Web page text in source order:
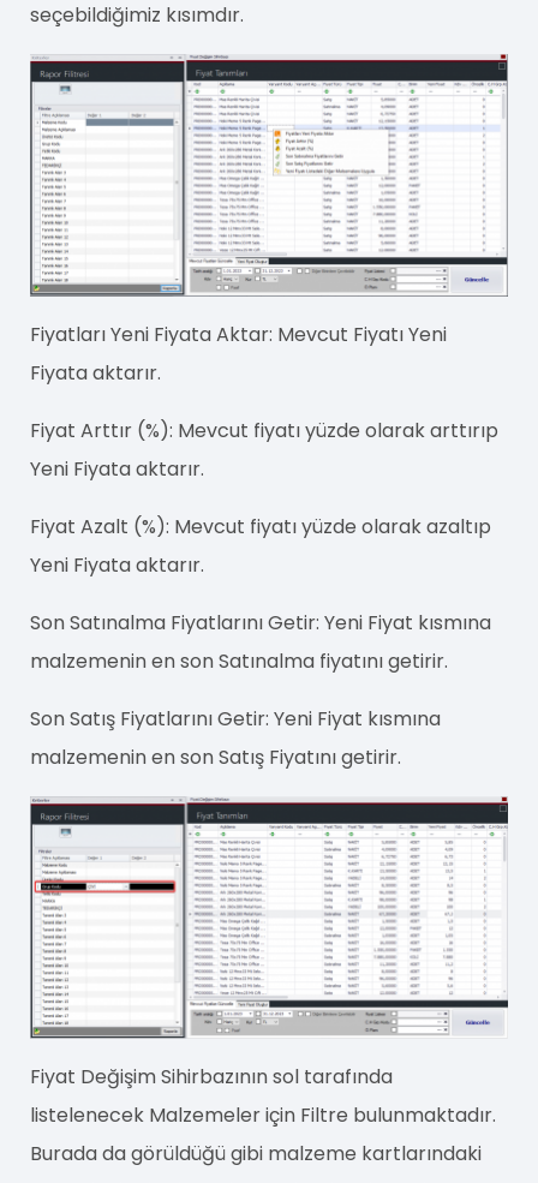
seçebildiğimiz kısımdır.
Fiyatları Yeni Fiyata Aktar: Mevcut Fiyatı Yeni
Fiyata aktarır.
Fiyat Arttır (%): Mevcut fiyatı yüzde olarak arttırıp
Yeni Fiyata aktarır.
Fiyat Azalt (%): Mevcut fiyatı yüzde olarak azaltıp
Yeni Fiyata aktarır.
Son Satınalma Fiyatlarını Getir: Yeni Fiyat kısmına
malzemenin en son Satınalma fiyatını getirir.
Son Satış Fiyatlarını Getir: Yeni Fiyat kısmına
malzemenin en son Satış Fiyatını getirir.
Fiyat Değişim Sihirbazının sol tarafında
listelenecek Malzemeler için Filtre bulunmaktadır.
Burada da görüldüğü gibi malzeme kartlarındaki